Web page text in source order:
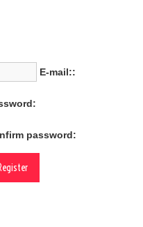
E-mail::
password: